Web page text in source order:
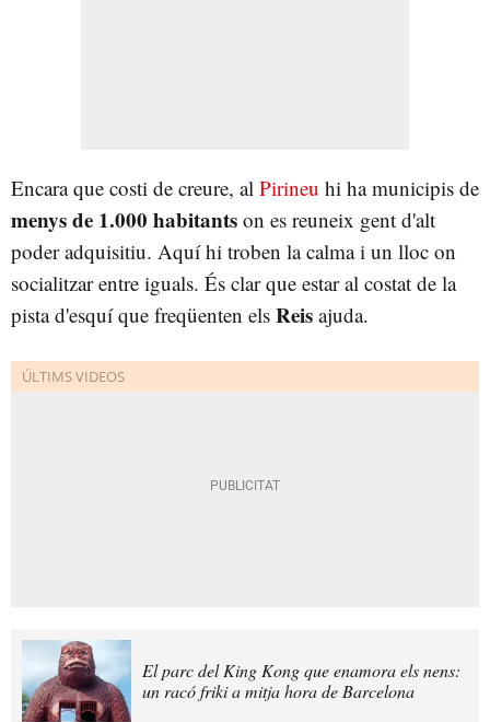
Encara que costi de creure, al Pirineu hi ha municipis de
menys de 1.000 habitants on es reuneix gent d'alt
poder adquisitiu. Aquí hi troben la calma i un lloc on
socialitzar entre iguals. És clar que estar al costat de la
pista d'esquí que freqüenten els Reis ajuda.
El parc del King Kong que enamora els nens:
un racó friki a mitja hora de Barcelona